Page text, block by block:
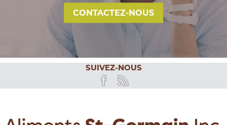
CONTACTEZ-NOUS
SUIVEZ-NOUS